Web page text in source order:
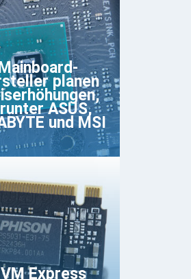
Mainboard-
planen
ASUS,
und MSI
Express